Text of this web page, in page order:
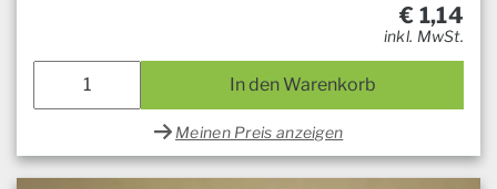
€ 1,14
inkl. MwSt.
In den Warenkorb
Meinen Preis anzeigen